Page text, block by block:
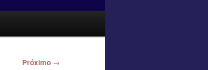
Próximo →